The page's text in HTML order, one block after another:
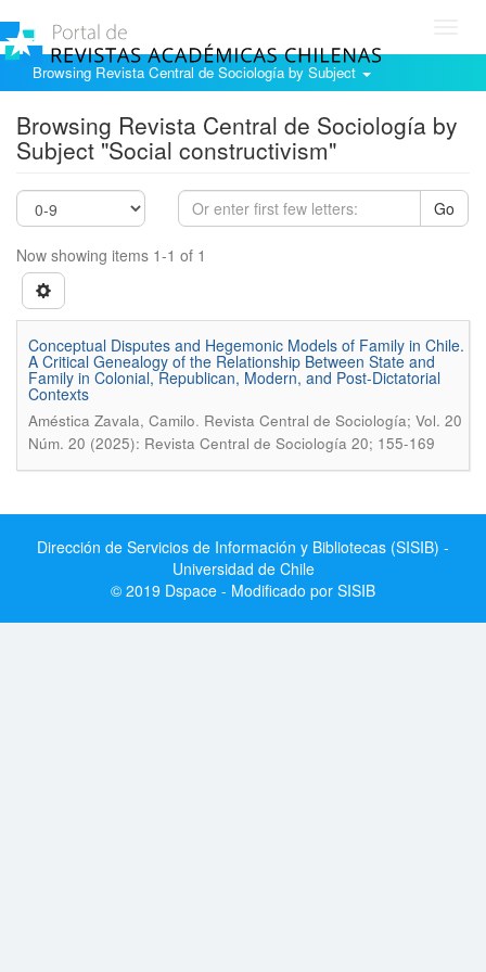
Browsing Revista Central de Sociología by Subject
Browsing Revista Central de Sociología by
Subject "Social constructivism"
Go
Now showing items 1-1 of 1
Conceptual Disputes and Hegemonic Models of Family in Chile.
A Critical Genealogy of the Relationship Between State and
Family in Colonial, Republican, Modern, and Post-Dictatorial
Contexts
Améstica Zavala, Camilo. Revista Central de Sociología; Vol. 20
Núm. 20 (2025): Revista Central de Sociología 20; 155-169
Dirección de Servicios de Información y Bibliotecas (SISIB) -
Universidad de Chile
© 2019 Dspace - Modificado por SISIB